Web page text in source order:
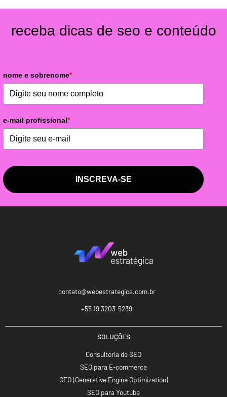
receba dicas de seo e conteúdo
nome e sobrenome*
e-mail profissional*
INSCREVA-SE
contato@webestrategica.com.br
+55 19 3203-5239
SOLUÇÕES
Consultoria de SEO
SEO para E-commerce
GEO (Generative Engine Optimization)
SEO para Youtube